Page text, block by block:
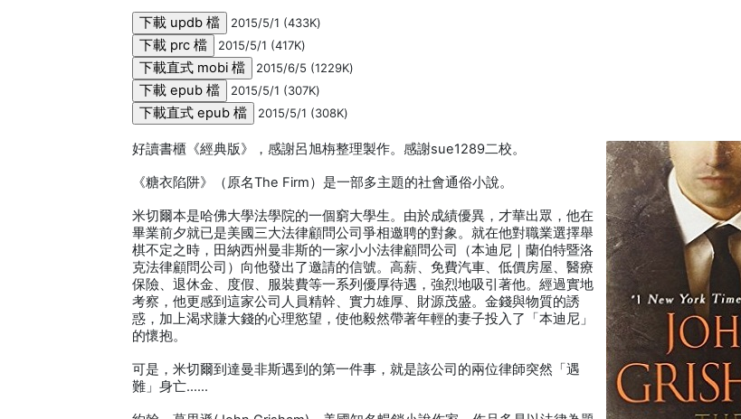
2015/5/1 (433K)
2015/5/1 (417K)
2015/6/5 (1229K)
2015/5/1 (307K)
2015/5/1 (308K)
好讀書櫃《經典版》，感謝呂旭栴整理製作。感謝sue1289二校。
《糖衣陷阱》（原名The Firm）是一部多主題的社會通俗小說。
米切爾本是哈佛大學法學院的一個窮大學生。由於成績優異，才華出眾，他在
畢業前夕就已是美國三大法律顧問公司爭相邀聘的對象。就在他對職業選擇舉
棋不定之時，田納西州曼非斯的一家小小法律顧問公司（本迪尼｜蘭伯特暨洛
克法律顧問公司）向他發出了邀請的信號。高薪、免費汽車、低價房屋、醫療
保險、退休金、度假、服裝費等一系列優厚待遇，強烈地吸引著他。經過實地
考察，他更感到這家公司人員精幹、實力雄厚、財源茂盛。金錢與物質的誘
惑，加上渴求賺大錢的心理慾望，使他毅然帶著年輕的妻子投入了「本迪尼」
的懷抱。
可是，米切爾到達曼非斯遇到的第一件事，就是該公司的兩位律師突然「遇
難」身亡……